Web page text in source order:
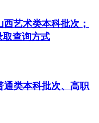
艺术类本科批次；
取查询方式
通类本科批次、高职